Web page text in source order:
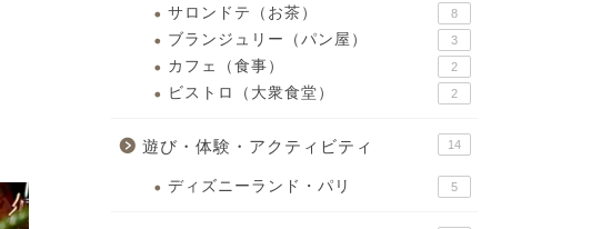
サロンドテ（お茶） 8
ブランジュリー（パン屋） 3
カフェ（食事） 2
ビストロ（大衆食堂） 2
遊び・体験・アクティビティ 14
ディズニーランド・パリ 5